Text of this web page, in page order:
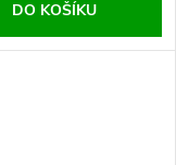
DO KOŠÍKU